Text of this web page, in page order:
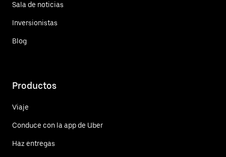
Sala de noticias
Inversionistas
Blog
Productos
Viaje
Conduce con la app de Uber
Haz entregas